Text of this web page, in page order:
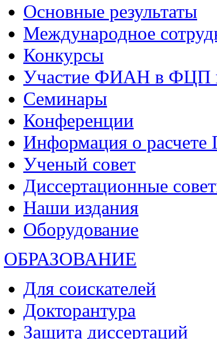
Основные результаты
Международное
Конкурсы
Участие ФИАН в ФЦП
Семинары
Конференции
Информация о
Ученый совет
Диссертационные
Наши издания
Оборудование
ОБРАЗОВАНИЕ
Для соискателей
Докторантура
Защита диссертаций